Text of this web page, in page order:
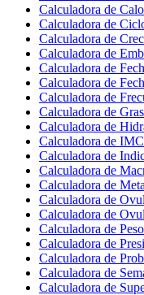
Calculadora de
Calculadora de
Calculadora de
Calculadora de
Calculadora de
Calculadora de
Calculadora de
Calculadora de
Calculadora de
Calculadora de IMC
Calculadora de
Calculadora de
Calculadora de
Calculadora de
Calculadora de
Calculadora de
Calculadora de
Calculadora de
Calculadora de
Calculadora de